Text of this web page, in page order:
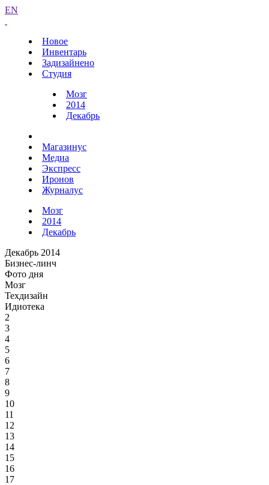
EN
Новое
Инвентарь
Задизайнено
Студия
Мозг
2014
Декабрь
Магазинус
Медиа
Экспресс
Иронов
Журналус
Мозг
2014
Декабрь
Декабрь 2014
Бизнес-линч
Фото дня
Мозг
Техдизайн
Идиотека
2
3
4
5
6
7
8
9
10
11
12
13
14
15
16
17